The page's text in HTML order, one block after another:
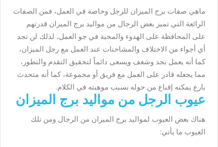
ماهي صفات برج الميزان للرجل وخاصة في العمل، فمن الصفات
الرائعة التي تميز بعض الرجال من مواليد برج الميزان قدرتهم
على المحافظة على الهدوء والمحبة في جو العمل، لذلك لن تجد
أي أجواء من الاختلاف والمشاحنات عند العمل مع رجل الميزان،
كما أنه يعمل بجد وشغف ويسعى دائماً لتحقيق التقدم والتطور،
مما يجعله قادر على العمل مع فريق أو مجموعة، كما أنه متحدث
بارع يمكنه إقناع من حوله بسبب موهبته في الكلام.
عيوب الرجل من مواليد برج الميزان
هناك بعض العيوب لمواليد برج الميزان من الرجال ومن تلك
العيوب ما يأتي: